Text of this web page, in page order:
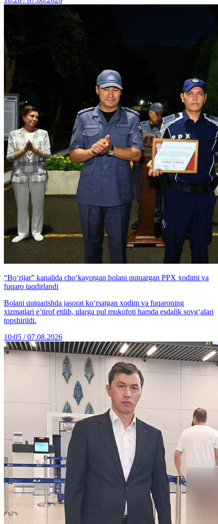
“Bo‘rijar” kanalida cho‘kayotgan bolani qutqargan PPX xodimi va
fuqaro taqdirlandi
Bolani qutqarishda jasorat ko‘rsatgan xodim va fuqaroning
xizmatlari e’tirof etilib, ularga pul mukofoti hamda esdalik sovg‘alari
topshirildi.
10:05 / 07.08.2026